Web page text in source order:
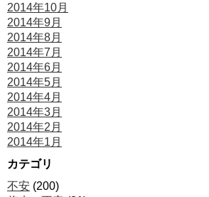
2014年10月
2014年9月
2014年8月
2014年7月
2014年6月
2014年5月
2014年4月
2014年3月
2014年2月
2014年1月
カテゴリ
不安 (200)